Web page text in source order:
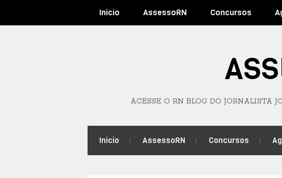
Inicio AssessoRN Concursos
ACESSE O RN BLOG DO JORNALISTA
Inicio AssessoRN Concursos